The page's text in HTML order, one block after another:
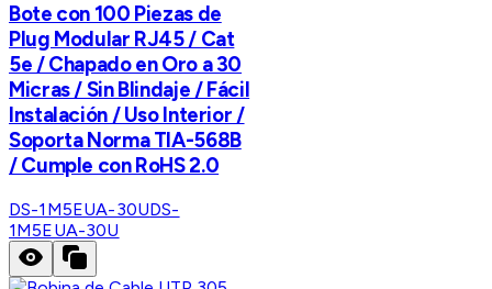
Bote con 100 Piezas de
Plug Modular RJ45 / Cat
5e / Chapado en Oro a 30
Micras / Sin Blindaje / Fácil
Instalación / Uso Interior /
Soporta Norma TIA-568B
/ Cumple con RoHS 2.0
DS-1M5EUA-30UDS-
1M5EUA-30U